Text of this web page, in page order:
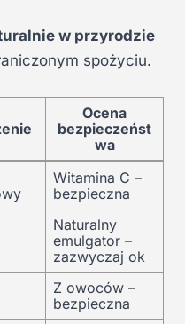
w przyrodzie
spożyciu.
Ocena
bezpieczeńst
wa
Witamina C –
bezpieczna
Naturalny
emulgator –
zazwyczaj ok
Z owoców –
bezpieczna